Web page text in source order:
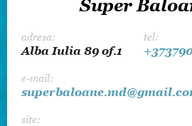
Super
adresa:
Alba Iulia 89 of.1
tel:
e-mail:
site: